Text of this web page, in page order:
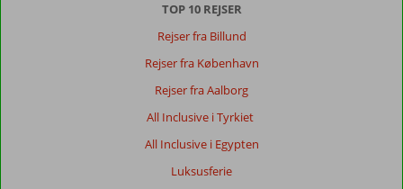
TOP 10 REJSER
Rejser fra Billund
Rejser fra København
Rejser fra Aalborg
All Inclusive i Tyrkiet
All Inclusive i Egypten
Luksusferie